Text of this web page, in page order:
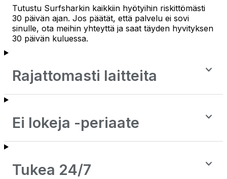
Tutustu Surfsharkin kaikkiin hyötyihin riskittömästi
30 päivän ajan. Jos päätät, että palvelu ei sovi
sinulle, ota meihin yhteyttä ja saat täyden hyvityksen
30 päivän kuluessa.
Rajattomasti laitteita
Ei lokeja -periaate
Tukea 24/7